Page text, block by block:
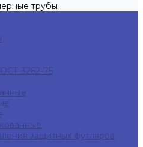
трубы
3262-75
защитных футляров